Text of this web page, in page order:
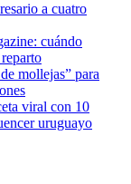
a cuatro
cuándo
mollejas” para
viral con 10
uruguayo